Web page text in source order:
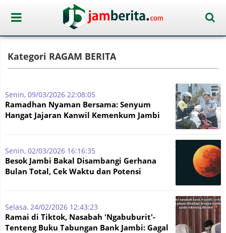
Kategori RAGAM BERITA
Senin, 09/03/2026 22:08:05
Ramadhan Nyaman Bersama: Senyum
Hangat Jajaran Kanwil Kemenkum Jambi
Senin, 02/03/2026 16:16:35
Besok Jambi Bakal Disambangi Gerhana
Bulan Total, Cek Waktu dan Potensi
Selasa, 24/02/2026 12:43:23
Ramai di Tiktok, Nasabah 'Ngabuburit'-
Tenteng Buku Tabungan Bank Jambi: Gagal